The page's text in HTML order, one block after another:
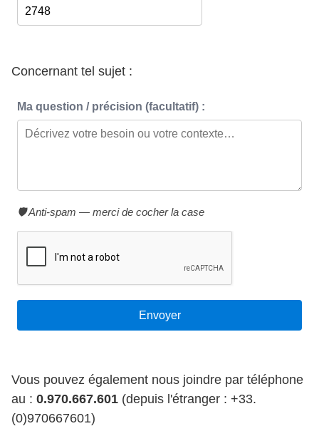
Concernant tel sujet :
Ma question / précision (facultatif) :
🛡️ Anti-spam — merci de cocher la case
Vous pouvez également nous joindre par téléphone
au : 0.970.667.601 (depuis l'étranger : +33.
(0)970667601)